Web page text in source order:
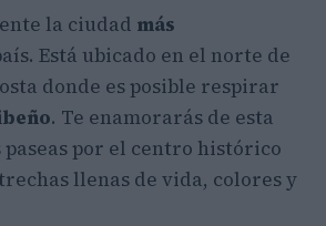
la ciudad más
Está ubicado en el norte de
donde es posible respirar
. Te enamorarás de esta
por el centro histórico
llenas de vida, colores y